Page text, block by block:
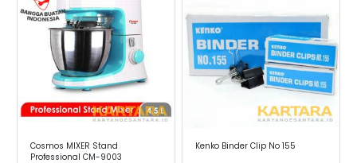
Cosmos MIXER Stand
Professional CM-9003
Kenko Binder Clip No 155